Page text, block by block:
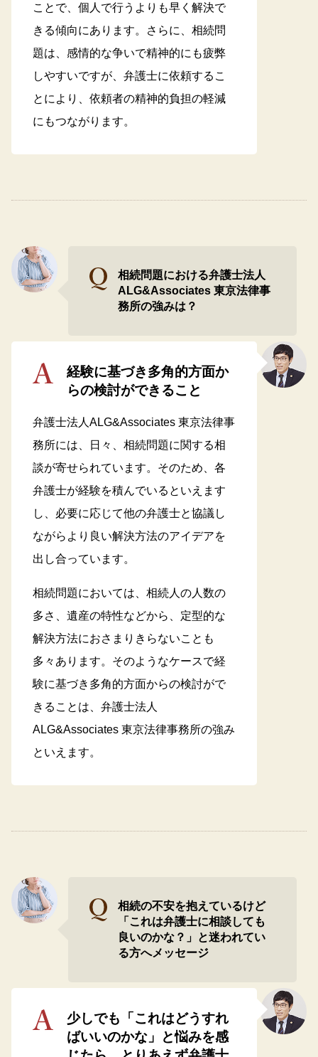
ことで、個人で行うよりも早く解決で
きる傾向にあります。さらに、相続問
題は、感情的な争いで精神的にも疲弊
しやすいですが、弁護士に依頼するこ
とにより、依頼者の精神的負担の軽減
にもつながります。
相続問題における弁護士法人
ALG&Associates 東京法律事
務所の強みは？
経験に基づき多角的方面か
らの検討ができること
弁護士法人ALG&Associates 東京法律事
務所には、日々、相続問題に関する相
談が寄せられています。そのため、各
弁護士が経験を積んでいるといえます
し、必要に応じて他の弁護士と協議し
ながらより良い解決方法のアイデアを
出し合っています。
相続問題においては、相続人の人数の
多さ、遺産の特性などから、定型的な
解決方法におさまりきらないことも
多々あります。そのようなケースで経
験に基づき多角的方面からの検討がで
きることは、弁護士法人
ALG&Associates 東京法律事務所の強み
といえます。
相続の不安を抱えているけど
「これは弁護士に相談しても
良いのかな？」と迷われてい
る方へメッセージ
少しでも「これはどうすれ
ばいいのかな」と悩みを感